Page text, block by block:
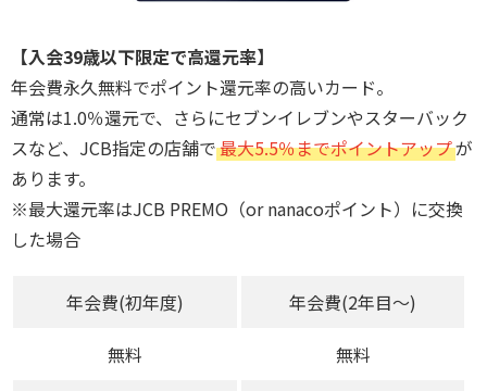
【入会39歳以下限定で高還元率】
年会費永久無料でポイント還元率の高いカード。
通常は1.0％還元で、さらにセブンイレブンやスターバック
スなど、JCB指定の店舗で最大5.5％までポイントアップが
あります。
※最大還元率はJCB PREMO（or nanacoポイント）に交換
した場合
年会費(初年度)
無料
年会費(2年目～)
無料